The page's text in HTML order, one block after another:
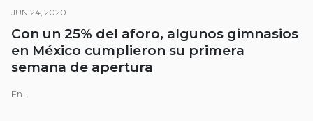
JUN 24, 2020
Con un 25% del aforo, algunos gimnasios
en México cumplieron su primera
semana de apertura
En...